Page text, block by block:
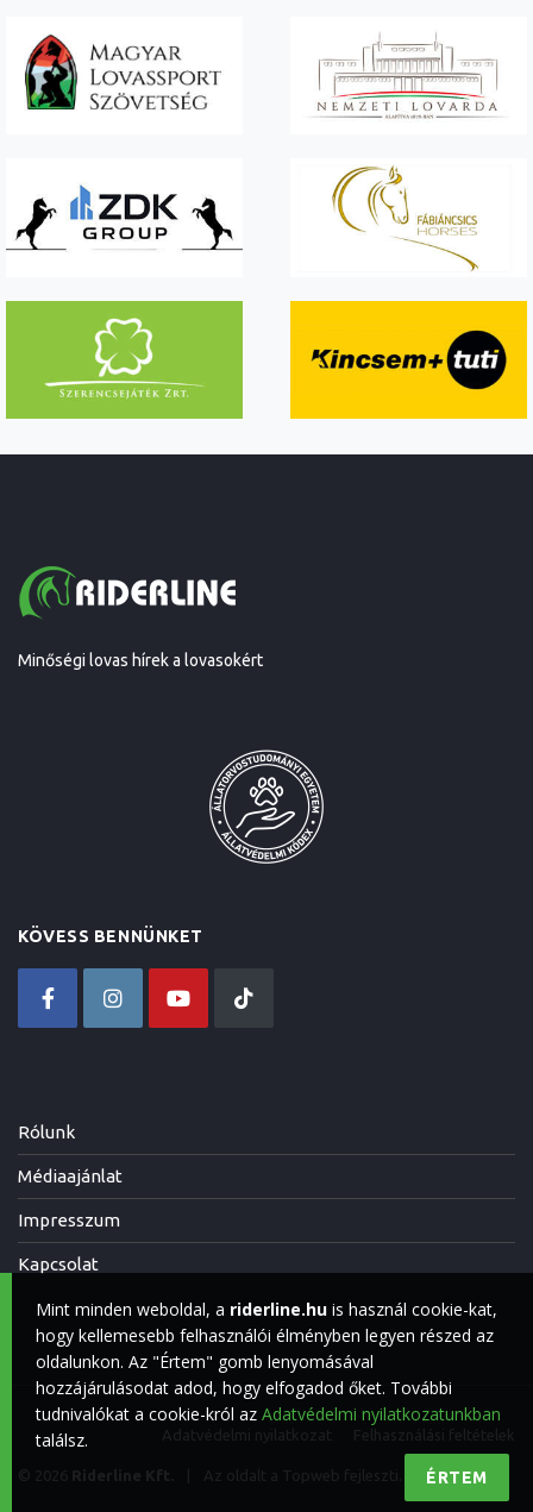
Minőségi lovas hírek a lovasokért
KÖVESS BENNÜNKET
Rólunk
Médiaajánlat
Impresszum
Kapcsolat
Mint minden weboldal, a riderline.hu is használ cookie-kat,
hogy kellemesebb felhasználói élményben legyen részed az
oldalunkon. Az "Értem" gomb lenyomásával
hozzájárulásodat adod, hogy elfogadod őket. További
tudnivalókat a cookie-król az Adatvédelmi nyilatkozatunkban
találsz.
ÉRTEM